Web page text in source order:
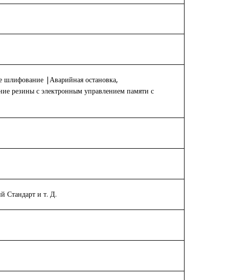
|Аварийная остановка,
резины с электронным управлением памяти с
Стандарт и т. Д.